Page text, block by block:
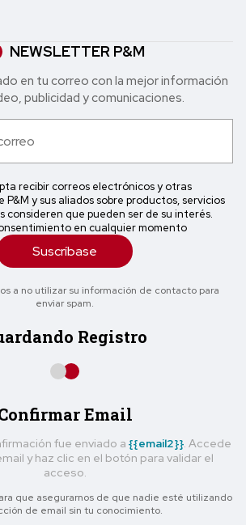
NEWSLETTER P&M
en tu correo con la mejor in formación
publicidad y comunicaciones.
recibir correos electrónicos y otras
P&M y sus aliados sobre productos, servicios
consideren que pueden ser de su interés.
en cualquier momento
Suscríbase
a no utilizar su información de contacto para
enviar spam.
Registro
Email
fue enviado a {{email2}}. Accede
y haz clic en el botón para validar el
acceso.
que asegurarnos de que nadie esté utilizando
de email sin tu conocimiento.